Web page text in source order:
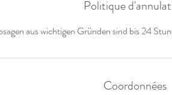
Politique
aus wichtigen Gründen sind bis 24
Coordonnées